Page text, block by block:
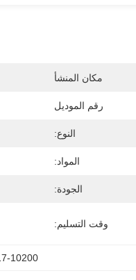
مكان المنشأ
رقم الموديل
النوع:
المواد:
الجودة:
وقت التسليم:
37317-10200 مسدس